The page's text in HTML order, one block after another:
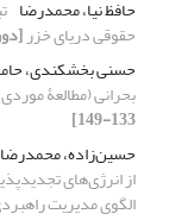
حافظ نیا، محمدرضا
حقوقی دریای خزر[دوره 49، شماره
حسنی بخشکندی،
بحرانی (مطالعۀ
133-149]
حسین‌زاده، محمدرضا
از انرژی‌های
الگوی مدیریت